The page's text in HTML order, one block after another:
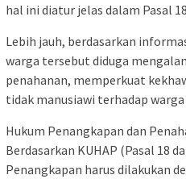
hal ini diatur jelas dalam Pasal
Lebih jauh, berdasarkan
warga tersebut diduga
penahanan, memperkuat
tidak manusiawi terhadap warga
Hukum Penangkapan dan
Berdasarkan KUHAP (Pasal 18
Penangkapan harus dilakukan